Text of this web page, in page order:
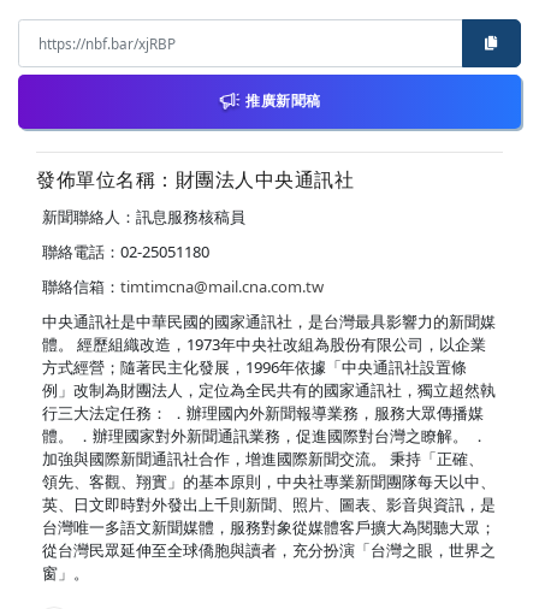
推廣新聞稿
發佈單位名稱：財團法人中央通訊社
新聞聯絡人：訊息服務核稿員
聯絡電話：02-25051180
聯絡信箱： timtimcna@mail.cna.com.tw
中央通訊社是中華民國的國家通訊社，是台灣最具影響力的新聞媒
體。 經歷組織改造，1973年中央社改組為股份有限公司，以企業
方式經營；隨著民主化發展，1996年依據「中央通訊社設置條
例」改制為財團法人，定位為全民共有的國家通訊社，獨立超然執
行三大法定任務： ．辦理國內外新聞報導業務，服務大眾傳播媒
體。 ．辦理國家對外新聞通訊業務，促進國際對台灣之瞭解。 ．
加強與國際新聞通訊社合作，增進國際新聞交流。 秉持「正確、
領先、客觀、翔實」的基本原則，中央社專業新聞團隊每天以中、
英、日文即時對外發出上千則新聞、照片、圖表、影音與資訊，是
台灣唯一多語文新聞媒體，服務對象從媒體客戶擴大為閱聽大眾；
從台灣民眾延伸至全球僑胞與讀者，充分扮演「台灣之眼，世界之
窗」。